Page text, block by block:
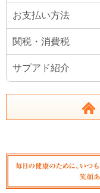
お支払い方法
関税・消費税
サプアド紹介